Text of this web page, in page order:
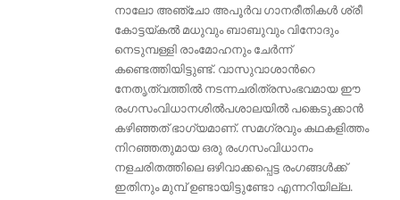
നാലോ അഞ്ചോ അപൂര്‍വ ഗാനരീതികള്‍ ശ്രീ
കോട്ടയ്കല്‍ മധുവും ബാബുവും വിനോദും
നെടുമ്പള്ളി രാം‍മോഹനും ചേര്‍ന്ന്
കണ്ടെത്തിയിട്ടുണ്ട്. വാസുവാശാന്‍റെ
നേതൃത്വത്തില്‍ നടന്നചരിത്രസംഭവമായ ഈ
രംഗസംവിധാനശില്‍പശാലയില്‍ പങ്കെടുക്കാന്‍
കഴിഞ്ഞത് ഭാഗ്യമാണ്‌. സമഗ്രവും കഥകളിത്തം
നിറഞ്ഞതുമായ ഒരു രംഗസം‍വിധാനം
നളചരിതത്തിലെ ഒഴിവാക്കപ്പെട്ട രംഗങ്ങള്‍ക്ക്
ഇതിനും മുമ്പ് ഉണ്ടായിട്ടുണ്ടോ എന്നറിയില്ല.